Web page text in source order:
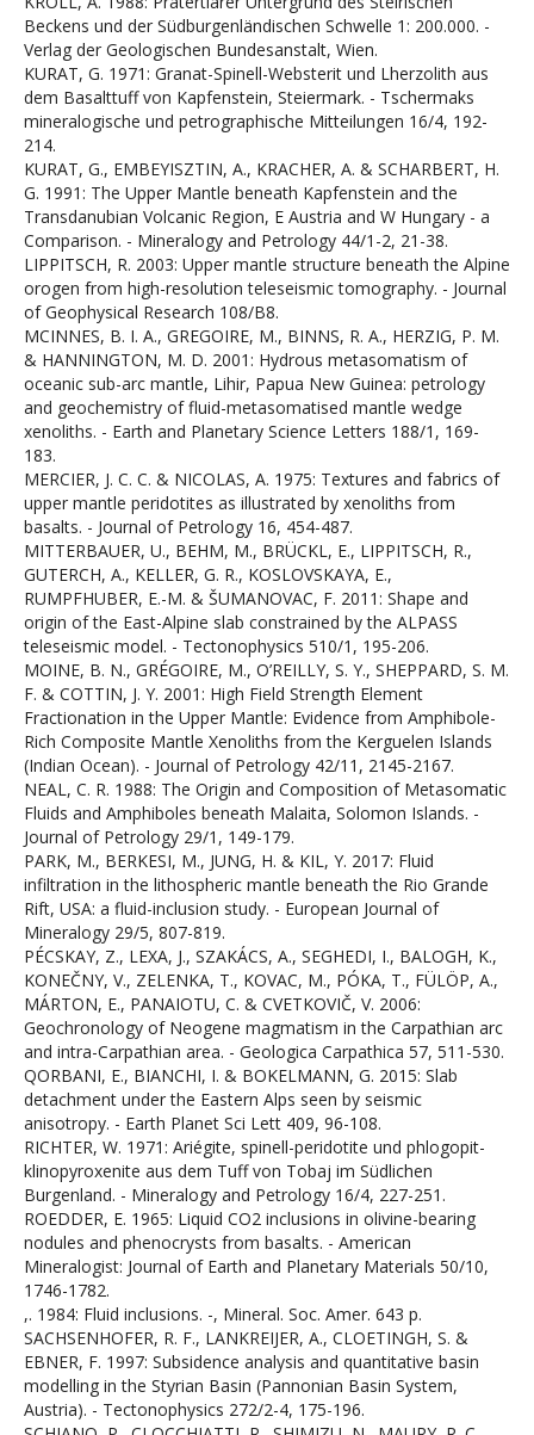
Beckens und der Südburgenländischen Schwelle 1: 200.000. -
Verlag der Geologischen Bundesanstalt, Wien.
KURAT, G. 1971: Granat-Spinell-Websterit und Lherzolith aus
dem Basalttuff von Kapfenstein, Steiermark. - Tschermaks
mineralogische und petrographische Mitteilungen 16/4, 192-
214.
KURAT, G., EMBEYISZTIN, A., KRACHER, A. & SCHARBERT, H.
G. 1991: The Upper Mantle beneath Kapfenstein and the
Transdanubian Volcanic Region, E Austria and W Hungary - a
Comparison. - Mineralogy and Petrology 44/1-2, 21-38.
LIPPITSCH, R. 2003: Upper mantle structure beneath the Alpine
orogen from high-resolution teleseismic tomography. - Journal
of Geophysical Research 108/B8.
MCINNES, B. I. A., GREGOIRE, M., BINNS, R. A., HERZIG, P. M.
& HANNINGTON, M. D. 2001: Hydrous metasomatism of
oceanic sub-arc mantle, Lihir, Papua New Guinea: petrology
and geochemistry of fluid-metasomatised mantle wedge
xenoliths. - Earth and Planetary Science Letters 188/1, 169-
183.
MERCIER, J. C. C. & NICOLAS, A. 1975: Textures and fabrics of
upper mantle peridotites as illustrated by xenoliths from
basalts. - Journal of Petrology 16, 454-487.
MITTERBAUER, U., BEHM, M., BRÜCKL, E., LIPPITSCH, R.,
GUTERCH, A., KELLER, G. R., KOSLOVSKAYA, E.,
RUMPFHUBER, E.-M. & ŠUMANOVAC, F. 2011: Shape and
origin of the East-Alpine slab constrained by the ALPASS
teleseismic model. - Tectonophysics 510/1, 195-206.
MOINE, B. N., GRÉGOIRE, M., O’REILLY, S. Y., SHEPPARD, S. M.
F. & COTTIN, J. Y. 2001: High Field Strength Element
Fractionation in the Upper Mantle: Evidence from Amphibole-
Rich Composite Mantle Xenoliths from the Kerguelen Islands
(Indian Ocean). - Journal of Petrology 42/11, 2145-2167.
NEAL, C. R. 1988: The Origin and Composition of Metasomatic
Fluids and Amphiboles beneath Malaita, Solomon Islands. -
Journal of Petrology 29/1, 149-179.
PARK, M., BERKESI, M., JUNG, H. & KIL, Y. 2017: Fluid
infiltration in the lithospheric mantle beneath the Rio Grande
Rift, USA: a fluid-inclusion study. - European Journal of
Mineralogy 29/5, 807-819.
PÉCSKAY, Z., LEXA, J., SZAKÁCS, A., SEGHEDI, I., BALOGH, K.,
KONEČNY, V., ZELENKA, T., KOVAC, M., PÓKA, T., FÜLÖP, A.,
MÁRTON, E., PANAIOTU, C. & CVETKOVIČ, V. 2006:
Geochronology of Neogene magmatism in the Carpathian arc
and intra-Carpathian area. - Geologica Carpathica 57, 511-530.
QORBANI, E., BIANCHI, I. & BOKELMANN, G. 2015: Slab
detachment under the Eastern Alps seen by seismic
anisotropy. - Earth Planet Sci Lett 409, 96-108.
RICHTER, W. 1971: Ariégite, spinell-peridotite und phlogopit-
klinopyroxenite aus dem Tuff von Tobaj im Südlichen
Burgenland. - Mineralogy and Petrology 16/4, 227-251.
ROEDDER, E. 1965: Liquid CO2 inclusions in olivine-bearing
nodules and phenocrysts from basalts. - American
Mineralogist: Journal of Earth and Planetary Materials 50/10,
1746-1782.
,. 1984: Fluid inclusions. -, Mineral. Soc. Amer. 643 p.
SACHSENHOFER, R. F., LANKREIJER, A., CLOETINGH, S. &
EBNER, F. 1997: Subsidence analysis and quantitative basin
modelling in the Styrian Basin (Pannonian Basin System,
Austria). - Tectonophysics 272/2-4, 175-196.